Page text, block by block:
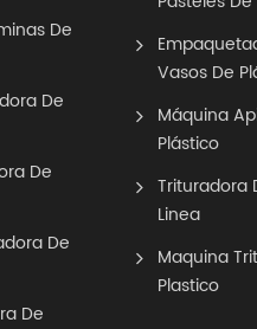
De
De
De
De
De
Vasos De
Máquina
Plástico
Trituradora
Linea
Maquina
Plastico